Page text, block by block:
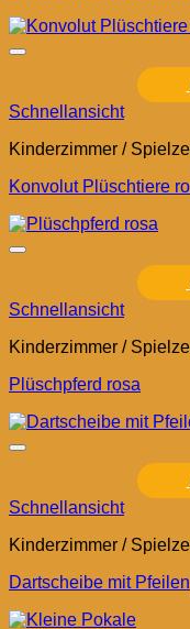
Schnellansicht
Kinderzimmer /
Konvolut Plüschtiere
Schnellansicht
Kinderzimmer /
Plüschpferd rosa
Schnellansicht
Kinderzimmer /
Dartscheibe mit Pfeilen